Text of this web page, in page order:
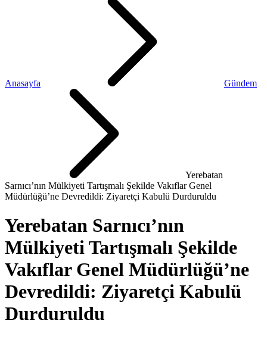
Anasayfa Gündem
Yerebatan
Sarnıcı’nın Mülkiyeti Tartışmalı Şekilde Vakıflar Genel
Müdürlüğü’ne Devredildi: Ziyaretçi Kabulü Durduruldu
Yerebatan Sarnıcı’nın
Mülkiyeti Tartışmalı Şekilde
Vakıflar Genel Müdürlüğü’ne
Devredildi: Ziyaretçi Kabulü
Durduruldu